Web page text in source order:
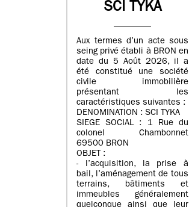
SCI TYKA
Aux termes d’un acte sous
seing privé établi à BRON en
date du 5 Août 2026, il a
été constitué une société
civile immobilière
présentant les
caractéristiques suivantes :
DENOMINATION : SCI TYKA
SIEGE SOCIAL : 1 Rue du
colonel Chambonnet
69500 BRON
OBJET :
- l’acquisition, la prise à
bail, l’aménagement de tous
terrains, bâtiments et
immeubles généralement